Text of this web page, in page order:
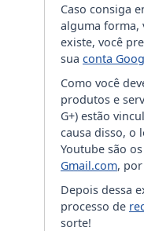
Caso consiga
alguma forma,
existe, você
sua conta
Como você
produtos e
G+) estão
causa disso, o
Youtube são
Gmail.com,
Depois dessa
processo de
sorte!